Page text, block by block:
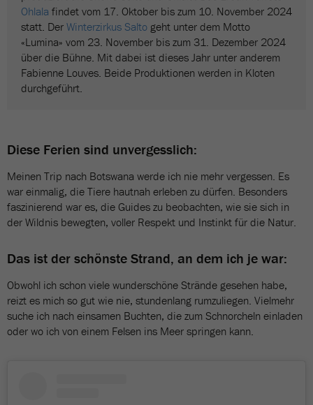
Ohlala findet vom 17. Oktober bis zum 10. November 2024
statt. Der Winterzirkus Salto geht unter dem Motto
«Lumina» vom 23. November bis zum 31. Dezember 2024
über die Bühne. Mit dabei ist dieses Jahr unter anderem
Fabienne Louves. Beide Produktionen werden in Kloten
durchgeführt.
Diese Ferien sind unvergesslich:
Meinen Trip nach Botswana werde ich nie mehr vergessen. Es
war einmalig, die Tiere hautnah erleben zu dürfen. Besonders
faszinierend war es, die Guides zu beobachten, wie sie sich in
der Wildnis bewegten, voller Respekt und Instinkt für die Natur.
Das ist der schönste Strand, an dem ich je war:
Obwohl ich schon viele wunderschöne Strände gesehen habe,
reizt es mich so gut wie nie, stundenlang rumzuliegen. Vielmehr
suche ich nach einsamen Buchten, die zum Schnorcheln einladen
oder wo ich von einem Felsen ins Meer springen kann.